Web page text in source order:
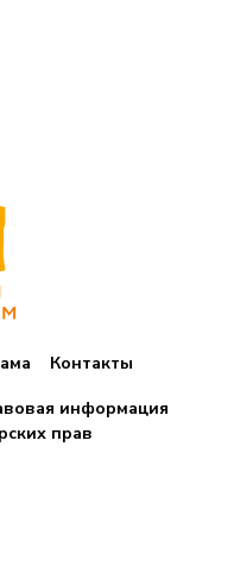
Контакты
информация
прав